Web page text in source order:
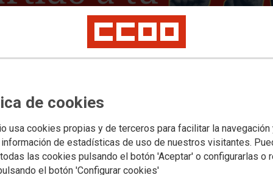
de cookies
usa cookies propias y de terceros para facilitar la navegación
de estadísticas de uso de nuestros visitantes.
las cookies pulsando el botón 'Aceptar' o configurarlas o
el botón 'Configurar cookies'
Salut laboral i medi ambient Ocupació Formació